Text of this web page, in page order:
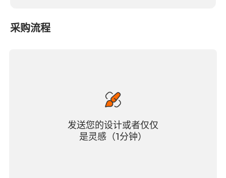
t
e
采购流程
发送您的设计或者仅仅
是灵感（1分钟）